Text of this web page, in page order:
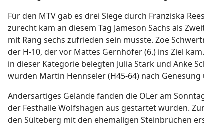
Für den MTV gab es drei Siege durch Franziska
zurecht kam an diesem Tag Jameson Sachs als
mit Rang sechs zufrieden sein musste. Zoe
der H-10, der vor Mattes Gernhöfer (6.) ins Ziel
in dieser Kategorie belegten Julia Stark und Anke
wurden Martin Hennseler (H45-64) nach
Andersartiges Gelände fanden die OLer am
der Festhalle Wolfshagen aus gestartet wurden.
den Sülteberg mit den ehemaligen Steinbrüchen